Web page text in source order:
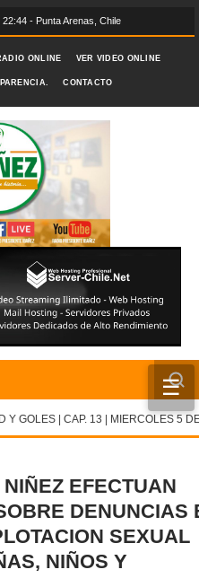
- Punta Arenas, Chile
ONLINE VER VIDEO ONLINE
CONTACTO
☰
Y GOLES | CAP. 13 | MIERCOLES 5
EFECTUAN
DENUNCIAS
SEXUAL
NIÑOS Y